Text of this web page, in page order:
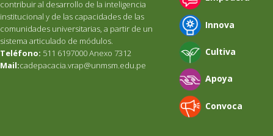
contribuir al desarrollo de la inteligencia
institucional y de las capacidades de las
comunidades universitarias, a partir de un
sistema articulado de módulos.
Teléfono: 511 6197000 Anexo 7312
Mail:cadepacacia.vrap@unmsm.edu.pe
Innova
Cultiva
Apoya
Convoca